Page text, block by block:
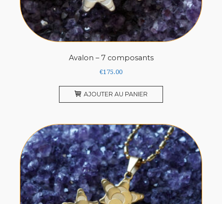
Avalon – 7 composants
€175.00
AJOUTER AU PANIER